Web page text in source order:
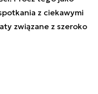
z ciekawymi
związane z szeroko